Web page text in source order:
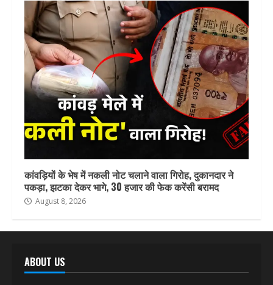
कांवड़ियों के भेष में नकली नोट चलाने वाला गिरोह, दुकानदार ने
पकड़ा, झटका देकर भागे, 30 हजार की फेक करेंसी बरामद
August 8, 2026
ABOUT US